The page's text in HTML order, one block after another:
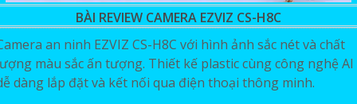
BÀI REVIEW CAMERA EZVIZ CS-H8C
an ninh EZVIZ CS-H8C với hình ảnh sắc nét và chất
màu sắc ấn tượng. Thiết kế plastic cùng công nghệ AI
dàng lắp đặt và kết nối qua điện thoại thông minh.